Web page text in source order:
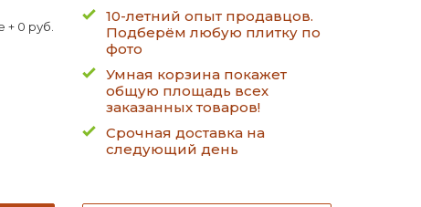
+ 0 руб.
10-летний опыт продавцов.
Подберём любую плитку по
фото
Умная корзина покажет
общую площадь всех
заказанных товаров!
Срочная доставка на
следующий день